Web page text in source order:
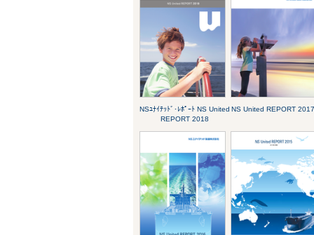
NSﾕﾅｲﾃｯﾄﾞ･ﾚﾎﾟｰﾄ NS United
REPORT 2018
NS United REPORT 2017